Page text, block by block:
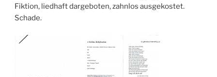
Fiktion, liedhaft dargeboten, zahnlos ausgekostet.
Schade.